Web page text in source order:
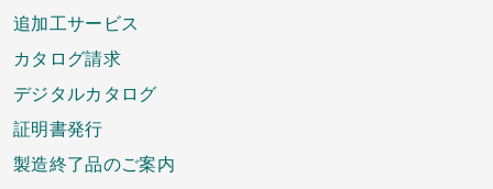
追加工サービス
カタログ請求
デジタルカタログ
証明書発行
製造終了品のご案内